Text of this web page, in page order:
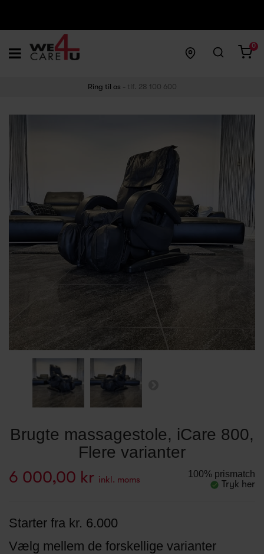
0
Ring til os - tlf. 28 100 600
Brugte massagestole, iCare 800,
Flere varianter
6 000,00 kr inkl. moms
100% prismatch
Tryk her
Starter fra kr. 6.000
Vælg mellem de forskellige varianter